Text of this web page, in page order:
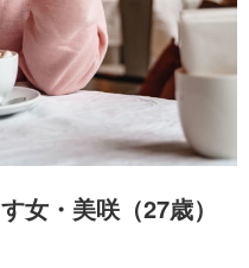
女・美咲（27歳）